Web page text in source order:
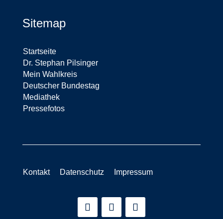
Sitemap
Startseite
Dr. Stephan Pilsinger
Mein Wahlkreis
Deutscher Bundestag
Mediathek
Pressefotos
Kontakt Datenschutz Impressum